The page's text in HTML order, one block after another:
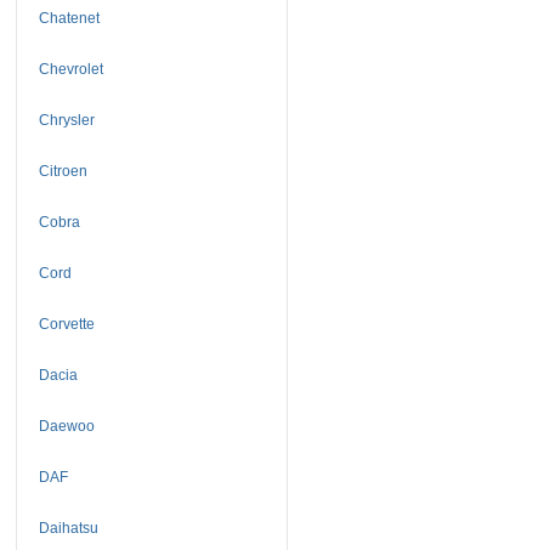
Chatenet
Chevrolet
Chrysler
Citroen
Cobra
Cord
Corvette
Dacia
Daewoo
DAF
Daihatsu